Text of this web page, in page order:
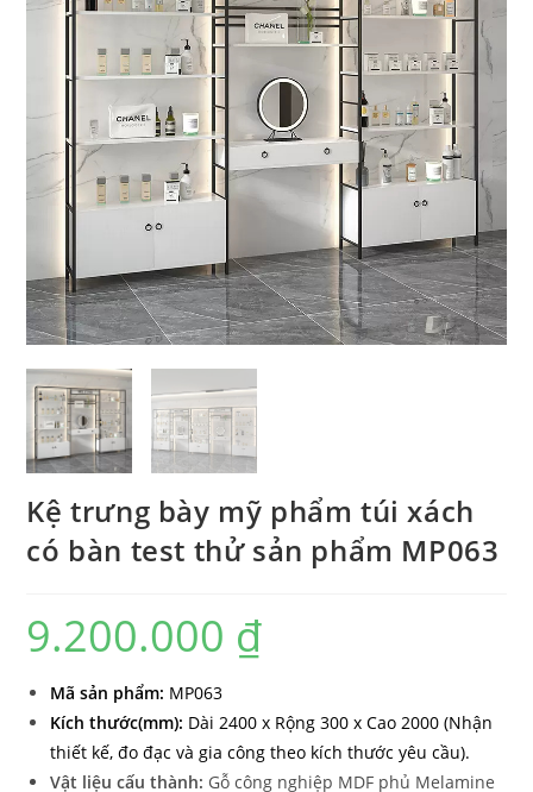
Kệ trưng bày mỹ phẩm túi xách
có bàn test thử sản phẩm MP063
9.200.000 ₫
Mã sản phẩm: MP063
Kích thước(mm): Dài 2400 x Rộng 300 x Cao 2000 (Nhận
thiết kế, đo đạc và gia công theo kích thước yêu cầu).
Vật liệu cấu thành: Gỗ công nghiệp MDF phủ Melamine